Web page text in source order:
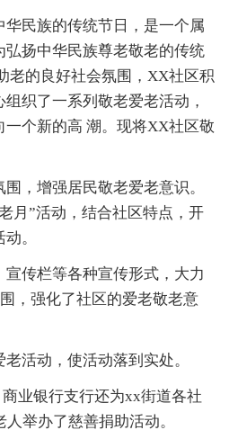
华民族的传统节日，是一个属
扬中华民族尊老敬老的传统
老的良好社会氛围，XX社区积
织了一系列敬老爱老活动，
个新的高 潮。现将XX社区敬
，增强居民敬老爱老意识。
月”活动，结合社区特点，开
。
传栏等各种宣传形式，大力
，强化了社区的爱老敬老意
活动，使活动落到实处。
业银行支行还为xx街道各社
举办了慈善捐助活动。